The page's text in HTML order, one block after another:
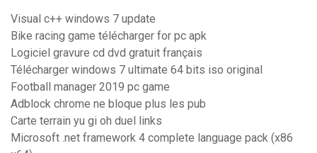
Visual c++ windows 7 update
Bike racing game télécharger for pc apk
Logiciel gravure cd dvd gratuit français
Télécharger windows 7 ultimate 64 bits iso original
Football manager 2019 pc game
Adblock chrome ne bloque plus les pub
Carte terrain yu gi oh duel links
Microsoft .net framework 4 complete language pack (x86